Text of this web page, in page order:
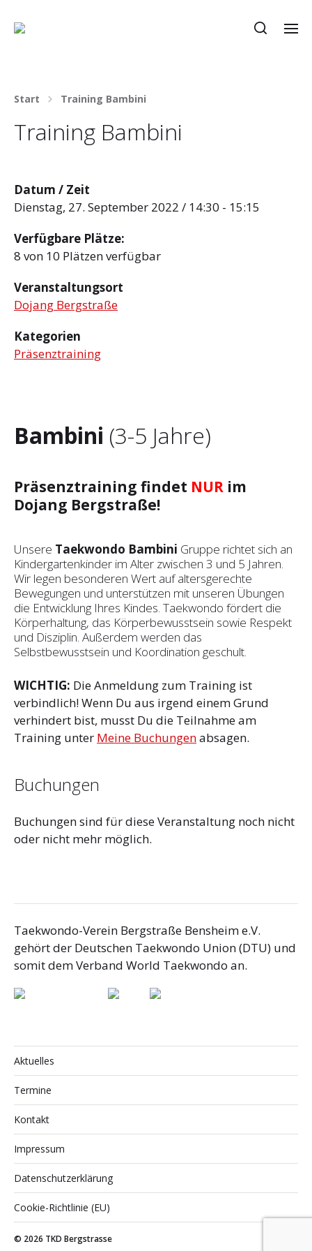
Start Training Bambini
Training Bambini
Datum / Zeit
Dienstag, 27. September 2022 / 14:30 - 15:15
Verfügbare Plätze:
8 von 10 Plätzen verfügbar
Veranstaltungsort
Dojang Bergstraße
Kategorien
Präsenztraining
Bambini (3-5 Jahre)
Präsenztraining findet NUR im
Dojang Bergstraße!
Unsere Taekwondo Bambini Gruppe richtet sich an
Kindergartenkinder im Alter zwischen 3 und 5 Jahren.
Wir legen besonderen Wert auf altersgerechte
Bewegungen und unterstützen mit unseren Übungen
die Entwicklung Ihres Kindes. Taekwondo fördert die
Körperhaltung, das Körperbewusstsein sowie Respekt
und Disziplin. Außerdem werden das
Selbstbewusstsein und Koordination geschult.
WICHTIG: Die Anmeldung zum Training ist
verbindlich! Wenn Du aus irgend einem Grund
verhindert bist, musst Du die Teilnahme am
Training unter Meine Buchungenabsagen.
Buchungen
Buchungen sind für diese Veranstaltung noch nicht
oder nicht mehr möglich.
Taekwondo-Verein Bergstraße Bensheim e.V.
gehört der Deutschen Taekwondo Union (DTU) und
somit dem Verband World Taekwondo an.
Aktuelles
Termine
Kontakt
Impressum
Datenschutzerklärung
Cookie-Richtlinie (EU)
© 2026 TKD Bergstrasse